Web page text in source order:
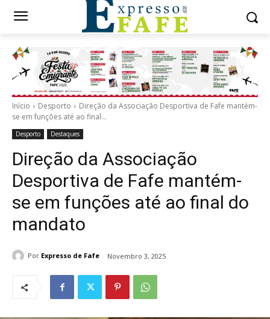
Início Desporto
Direção da Associação Desportiva de Fafe mantém-
se em funções até ao final...
Desporto Destaques
Direção da Associação
Desportiva de Fafe mantém-
se em funções até ao final do
mandato
Por Expresso de Fafe Novembro 3, 2025